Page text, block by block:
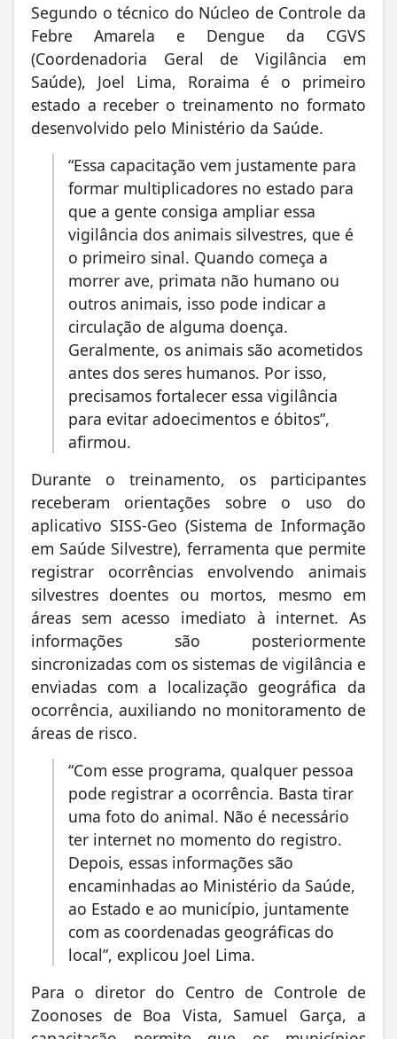
Segundo o técnico do Núcleo de Controle da
Febre Amarela e Dengue da CGVS
(Coordenadoria Geral de Vigilância em
Saúde), Joel Lima, Roraima é o primeiro
estado a receber o treinamento no formato
desenvolvido pelo Ministério da Saúde.
“Essa capacitação vem justamente para
formar multiplicadores no estado para
que a gente consiga ampliar essa
vigilância dos animais silvestres, que é
o primeiro sinal. Quando começa a
morrer ave, primata não humano ou
outros animais, isso pode indicar a
circulação de alguma doença.
Geralmente, os animais são acometidos
antes dos seres humanos. Por isso,
precisamos fortalecer essa vigilância
para evitar adoecimentos e óbitos”,
afirmou.
Durante o treinamento, os participantes
receberam orientações sobre o uso do
aplicativo SISS-Geo (Sistema de Informação
em Saúde Silvestre), ferramenta que permite
registrar ocorrências envolvendo animais
silvestres doentes ou mortos, mesmo em
áreas sem acesso imediato à internet. As
informações são posteriormente
sincronizadas com os sistemas de vigilância e
enviadas com a localização geográfica da
ocorrência, auxiliando no monitoramento de
áreas de risco.
“Com esse programa, qualquer pessoa
pode registrar a ocorrência. Basta tirar
uma foto do animal. Não é necessário
ter internet no momento do registro.
Depois, essas informações são
encaminhadas ao Ministério da Saúde,
ao Estado e ao município, juntamente
com as coordenadas geográficas do
local”, explicou Joel Lima.
Para o diretor do Centro de Controle de
Zoonoses de Boa Vista, Samuel Garça, a